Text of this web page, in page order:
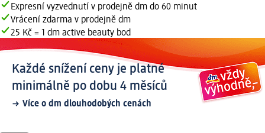
Expresní vyzvednutí v prodejně dm do 60 minut
Vrácení zdarma v prodejně dm
25 Kč = 1 dm active beauty bod
Každé snížení ceny je platné
minimálně po dobu 4 měsíců
Více o dm dlouhodobých cenách